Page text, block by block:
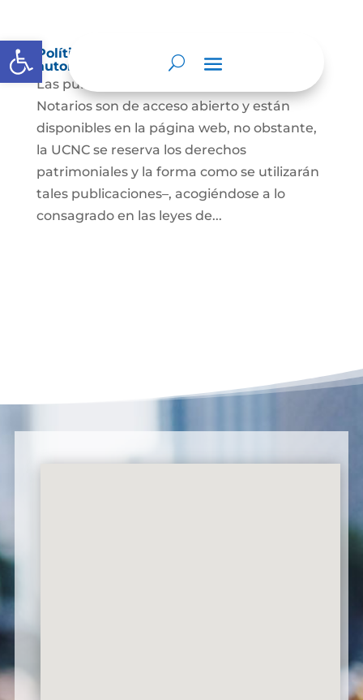
Abrir barra de herramientas
Política de derechos de autor y/o
autorización de uso sobre los contenidos
Las publicaciones de la UCNC y de los
Notarios son de acceso abierto y están
disponibles en la página web, no obstante,
la UCNC se reserva los derechos
patrimoniales y la forma como se utilizarán
tales publicaciones–, acogiéndose a lo
consagrado en las leyes de...